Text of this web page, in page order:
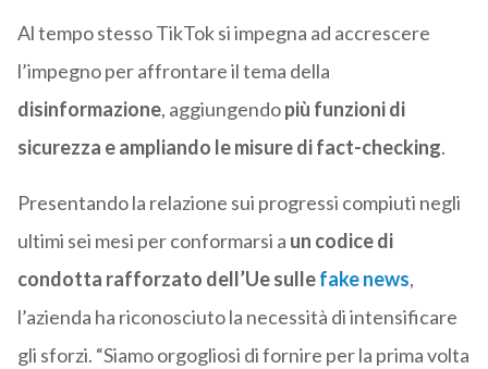
Al tempo stesso TikTok si impegna ad accrescere
l’impegno per affrontare il tema della
disinformazione, aggiungendopiù funzioni di
sicurezza e ampliando le misure di fact-checking.
Presentando la relazione sui progressi compiuti negli
ultimi sei mesi per conformarsi a un codice di
condotta rafforzato dell’Ue sullefake news,
l’azienda ha riconosciuto la necessità di intensificare
gli sforzi. “Siamo orgogliosi di fornire per la prima volta